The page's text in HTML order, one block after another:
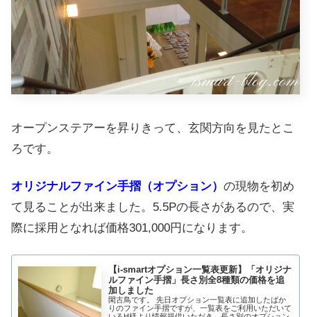
オープンステアーを昇りきって、玄関方向を見たとこ
ろです。
オリジナルファイン手摺（オプション） の現物を初め
て見ることが出来ました。5.5Pの長さがあるので、実
際に採用となれば価格301,000円になります。
【i-smartオプション一覧表更新】「オリジナ
ルファイン手摺」長さ別全8種類の価格を追
加しました
閑古鳥です。 先日オプション一覧表に追加したばか
りのファイン手摺ですが、一覧表をご利用いただいて